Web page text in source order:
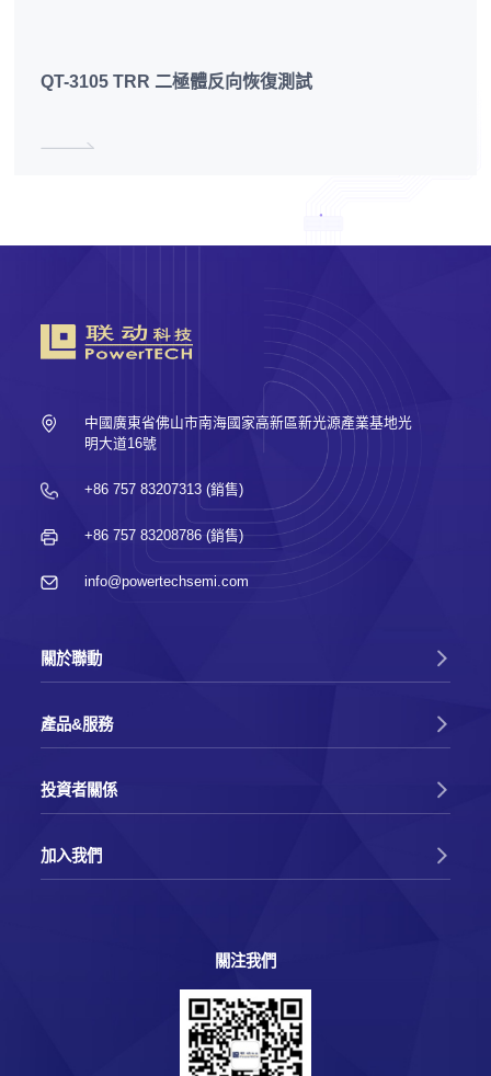
QT-3105 TRR 二極體反向恢復測試
中國廣東省佛山市南海國家高新區新光源產業基地光
明大道16號
+86 757 83207313 (銷售)
+86 757 83208786 (銷售)
info@powertechsemi.com
關於聯動
產品&服務
投資者關係
加入我們
關注我們